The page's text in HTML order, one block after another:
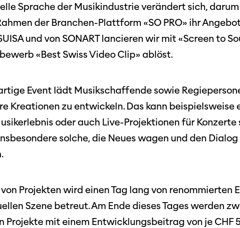
Sprache der Musikindustrie verändert sich,
der Branchen-Plattform «SO PRO» ihr
und von SONART lancieren wir mit «Screen to
«Best Swiss Video Clip» ablöst.
Event lädt Musikschaffende sowie
Kreationen zu entwickeln. Das kann beispielsweise
oder auch Live-Projektionen für Konzerte
solche, die Neues wagen und den Dialog
Projekten wird einen Tag lang von renommierten
Szene betreut. Am Ende dieses Tages werden
Projekte mit einem Entwicklungsbeitrag von je CHF